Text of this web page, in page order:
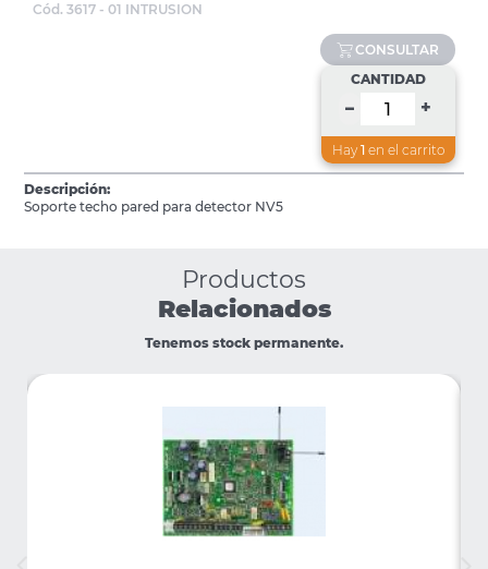
Cód. 3617 - 01 INTRUSION
CONSULTAR
CANTIDAD
– +
Hay 1en el carrito
Descripción:
Soporte techo pared para detector NV5
Productos
Relacionados
Tenemos stock permanente.